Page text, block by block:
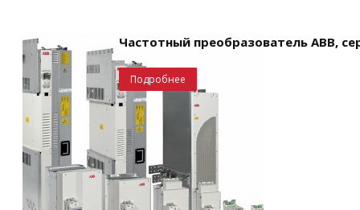
Частотный преобразователь ABB,
Подробнее